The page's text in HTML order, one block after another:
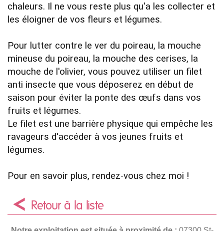
chaleurs. Il ne vous reste plus qu'a les collecter et
les éloigner de vos fleurs et légumes.
Pour lutter contre le ver du poireau, la mouche
mineuse du poireau, la mouche des cerises, la
mouche de l'olivier, vous pouvez utiliser un filet
anti insecte que vous déposerez en début de
saison pour éviter la ponte des œufs dans vos
fruits et légumes.
Le filet est une barrière physique qui empêche les
ravageurs d'accéder à vos jeunes fruits et
légumes.
Pour en savoir plus, rendez-vous chez moi !
Retour à la liste